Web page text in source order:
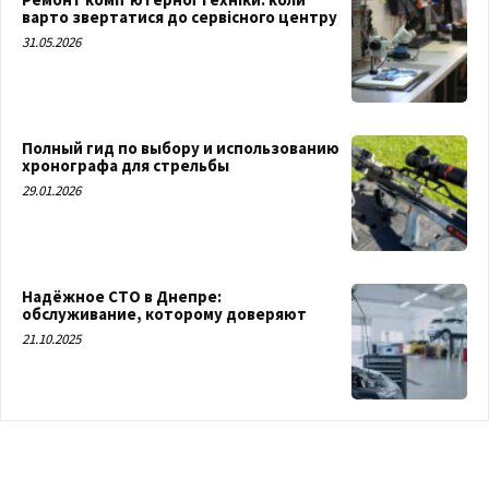
варто звертатися до сервісного центру
31.05.2026
Полный гид по выбору и использованию
хронографа для стрельбы
29.01.2026
Надёжное СТО в Днепре:
обслуживание, которому доверяют
21.10.2025